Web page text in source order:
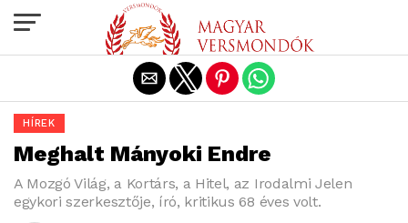
HÍREK
Meghalt Mányoki Endre
A Mozgó Világ, a Kortárs, a Hitel, az Irodalmi Jelen
egykori szerkesztője, író, kritikus 68 éves volt.
Exit mobile version